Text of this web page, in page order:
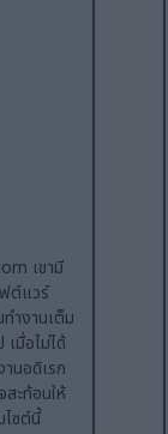
เขามี
ต์แวร์
ำงานเต็ม
เมื่อไม่ได้
านอดิเรก
ะท้อนให้
ไซต์นี้